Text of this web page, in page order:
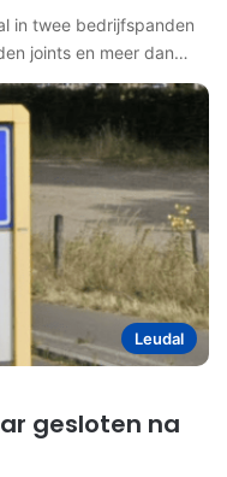
in twee bedrijfspanden
joints en meer dan…
Leudal
gesloten na